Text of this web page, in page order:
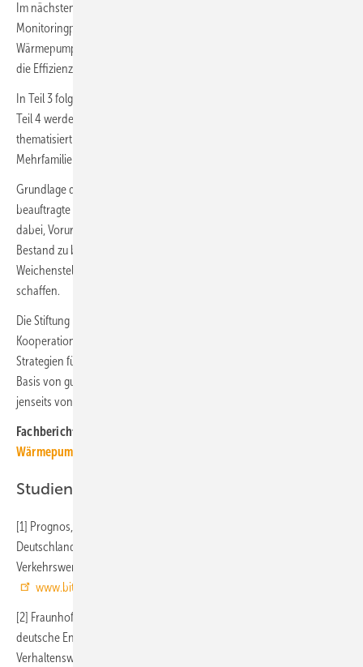
Im nächsten Teil 2 dieser Serie werden die Ergebnisse aus einem
Monitoringprojekt von Luft/Wasser- und Erdreich/Wasser-
Wärmepumpen vorgestellt und der Einfluss des Elektroheizstabs auf
die Effizienz von Wärmepumpen betrachtet.
In Teil 3 folgt dann die ökologische und ökonomische Bewertung, in
Teil 4 werden technologische Entwicklungen und Hybridanlagen
thematisiert und Teil 5 stellt Einsatzbeispiele in Ein- und
Mehrfamilienhäusern vor.
Grundlage der Serie ist eine von der
beauftragte und von Marek Miara verfasste Blogreihe. Das Ziel ist es
dabei, Vorurteilen gegenüber dem Einsatz von Wärmepumpen im
Bestand zu begegnen und eine Grundlage für die notwendigen
Weichenstellungen für einen klimaneutralen Gebäudebestand zu
schaffen.
Die Stiftung Klimaneutralität wurde gegründet, um in enger
Kooperation mit anderen Denkfabriken sektorübergreifende
Strategien für ein klimagerechtes Deutschland zu entwickeln. Auf der
Basis von guter Forschung will die Stiftung informieren und beraten –
jenseits von Einzelinteressen.
Fachberichte mit ähnlichen Themen bündelt das
Wärmepumpe
Studien und Projektberichte
[1] Prognos, Öko-Institut, Wuppertal Institut: Klimaneutrales
Deutschland. Studie im Auftrag von Agora Energiewende, Agora
Verkehrswende und Stiftung Klimaneutralität, 2020. Download:
www.bit.ly/tga1381
[2] Fraunhofer ISE: Wege zu einem klimaneutralen Energiesystem. Die
deutsche Energiewende im Kontext gesellschaftlicher
Verhaltensweisen; 2020. Download: